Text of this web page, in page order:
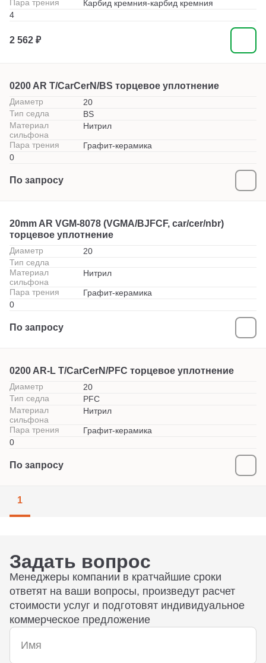
Пара трения
Карбид кремния-карбид кремния
4
2 562 ₽
0200 AR T/CarCerN/BS торцевое уплотнение
Диаметр
20
Тип седла
BS
Материал
сильфона
Нитрил
Пара трения
Графит-керамика
0
По запросу
20mm AR VGM-8078 (VGMA/BJFCF, car/cer/nbr)
торцевое уплотнение
Диаметр
20
Тип седла
Материал
сильфона
Нитрил
Пара трения
Графит-керамика
0
По запросу
0200 AR-L T/CarCerN/PFC торцевое уплотнение
Диаметр
20
Тип седла
PFC
Материал
сильфона
Нитрил
Пара трения
Графит-керамика
0
По запросу
1
Задать вопрос
Менеджеры компании в кратчайшие сроки
ответят на ваши вопросы, произведут расчет
стоимости услуг и подготовят индивидуальное
коммерческое предложение